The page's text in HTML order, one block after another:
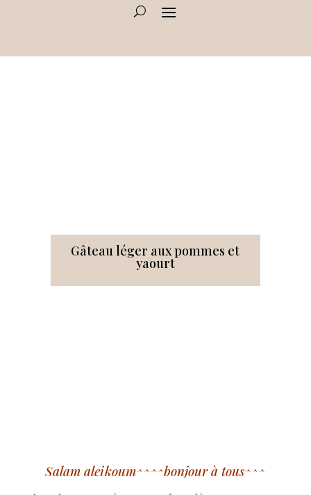
Gâteau léger aux pommes et
yaourt
Salam aleikoum^^^^bonjour à tous^^^